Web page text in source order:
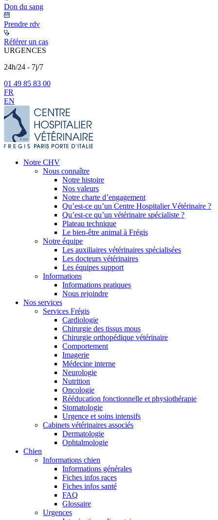
Don du sang
Prendre rdv
Référer un cas
URGENCES
24h/24 - 7j/7
01 49 85 83 00
FR
EN
Notre CHV
Nous connaître
Notre histoire
Nos valeurs
Notre charte d’engagement
Qu’est-ce qu’un Centre Hospitalier Vétérinaire ?
Qu’est-ce qu’un vétérinaire spécialiste ?
Plateau technique
Le bien-être animal à Frégis
Notre équipe
Les auxiliaires vétérinaires spécialisées
Les docteurs vétérinaires
Les équipes support
Informations
Informations pratiques
Nous rejoindre
Nos services
Services Frégis
Cardiologie
Chirurgie des tissus mous
Chirurgie orthopédique vétérinaire
Comportement
Imagerie
Médecine interne
Neurologie
Nutrition
Oncologie
Rééducation fonctionnelle et physiothérapie
Stomatologie
Urgence et soins intensifs
Cabinets vétérinaires associés
Dermatologie
Ophtalmologie
Chien
Informations chien
Informations générales
Fiches infos races
Fiches infos santé
FAQ
Glossaire
Urgences